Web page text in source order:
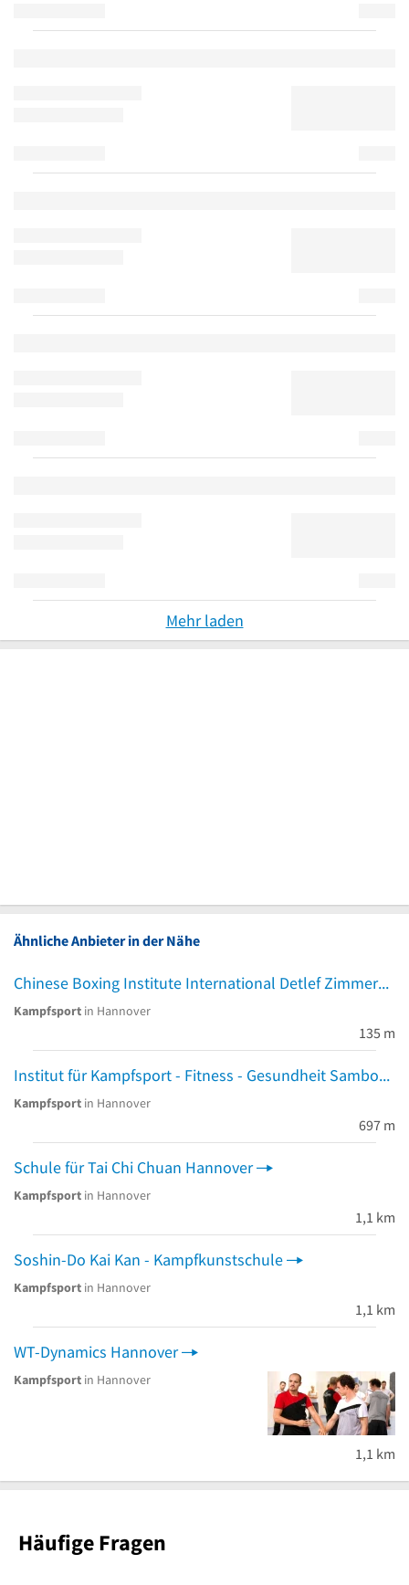
Mehr laden
Ähnliche Anbieter in der Nähe
Chinese Boxing Institute International Detlef Zimmermann
Kampfsport in Hannover
135 m
Institut für Kampfsport - Fitness - Gesundheit Sambo
Kampfsport in Hannover
697 m
Schule für Tai Chi Chuan Hannover
Kampfsport in Hannover
1,1 km
Soshin-Do Kai Kan - Kampfkunstschule
Kampfsport in Hannover
1,1 km
WT-Dynamics Hannover
Kampfsport in Hannover
1,1 km
Häufige Fragen